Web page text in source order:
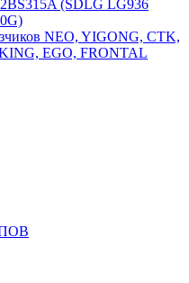
(SDLG LG936
NEO, YIGONG, CTK,
EGO, FRONTAL